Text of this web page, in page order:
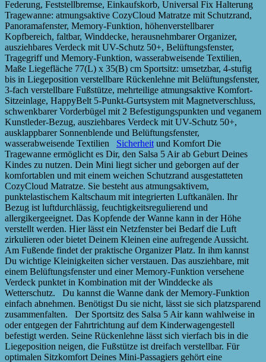
Federung, Feststellbremse, Einkaufskorb, Universal Fix Halterung
Tragewanne: atmungsaktive CozyCloud Matratze mit Schutzrand,
Panoramafenster, Memory-Funktion, höhenverstellbarer
Kopfbereich, faltbar, Winddecke, herausnehmbarer Organizer,
ausziehbares Verdeck mit UV-Schutz 50+, Belüftungsfenster,
Tragegriff und Memory-Funktion, wasserabweisende Textilien,
Maße Liegefläche 77(L) x 35(B) cm Sportsitz: umsetzbar, 4-stufig
bis in Liegeposition verstellbare Rückenlehne mit Belüftungsfenster,
3-fach verstellbare Fußstütze, mehrteilige atmungsaktive Komfort-
Sitzeinlage, HappyBelt 5-Punkt-Gurtsystem mit Magnetverschluss,
schwenkbarer Vorderbügel mit 2 Befestigungspunkten und veganem
Kunstleder-Bezug, ausziehbares Verdeck mit UV-Schutz 50+,
ausklappbarer Sonnenblende und Belüftungsfenster,
wasserabweisende Textilien Sicherheit und Komfort Die
Tragewanne ermöglicht es Dir, den Salsa 5 Air ab Geburt Deines
Kindes zu nutzen. Dein Mini liegt sicher und geborgen auf der
komfortablen und mit einem weichen Schutzrand ausgestatteten
CozyCloud Matratze. Sie besteht aus atmungsaktivem,
punktelastischem Kaltschaum mit integrierten Luftkanälen. Ihr
Bezug ist luftdurchlässig, feuchtigkeitsregulierend und
allergikergeeignet. Das Kopfende der Wanne kann in der Höhe
verstellt werden. Hier lässt ein Netzfenster bei Bedarf die Luft
zirkulieren oder bietet Deinem Kleinen eine aufregende Aussicht.
Am Fußende findet der praktische Organizer Platz. In ihm kannst
Du wichtige Kleinigkeiten sicher verstauen. Das ausziehbare, mit
einem Belüftungsfenster und einer Memory-Funktion versehene
Verdeck punktet in Kombination mit der Winddecke als
Wetterschutz. Du kannst die Wanne dank der Memory-Funktion
einfach abnehmen. Benötigst Du sie nicht, lässt sie sich platzsparend
zusammenfalten. Der Sportsitz des Salsa 5 Air kann wahlweise in
oder entgegen der Fahrtrichtung auf dem Kinderwagengestell
befestigt werden. Seine Rückenlehne lässt sich vierfach bis in die
Liegeposition neigen, die Fußstütze ist dreifach verstellbar. Für
optimalen Sitzkomfort Deines Mini-Passagiers gehört eine